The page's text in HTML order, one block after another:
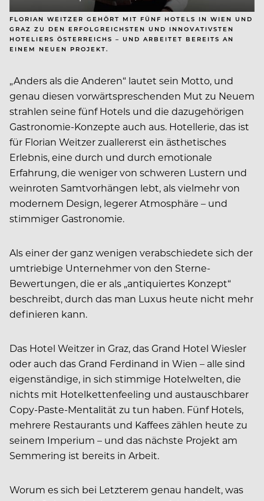
FLORIAN WEITZER GEHÖRT MIT FÜNF HOTELS IN WIEN UND
GRAZ ZU DEN ERFOLGREICHSTEN UND INNOVATIVSTEN
HOTELIERS ÖSTERREICHS – UND ARBEITET BEREITS AN
EINEM NEUEN PROJEKT.
„Anders als die Anderen“ lautet sein Motto, und
genau diesen vorwärtspreschenden Mut zu Neuem
strahlen seine fünf Hotels und die dazugehörigen
Gastronomie-Konzepte auch aus. Hotellerie, das ist
für Florian Weitzer zuallererst ein ästhetisches
Erlebnis, eine durch und durch emotionale
Erfahrung, die weniger von schweren Lustern und
weinroten Samtvorhängen lebt, als vielmehr von
modernem Design, legerer Atmosphäre – und
stimmiger Gastronomie.
Als einer der ganz wenigen verabschiedete sich der
umtriebige Unternehmer von den Sterne-
Bewertungen, die er als „antiquiertes Konzept“
beschreibt, durch das man Luxus heute nicht mehr
definieren kann.
Das Hotel Weitzer in Graz, das Grand Hotel Wiesler
oder auch das Grand Ferdinand in Wien – alle sind
eigenständige, in sich stimmige Hotelwelten, die
nichts mit Hotelkettenfeeling und austauschbarer
Copy-Paste-Mentalität zu tun haben. Fünf Hotels,
mehrere Restaurants und Kaffees zählen heute zu
seinem Imperium – und das nächste Projekt am
Semmering ist bereits in Arbeit.
Worum es sich bei Letzterem genau handelt, was